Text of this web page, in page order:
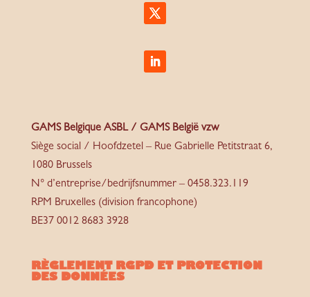
GAMS Belgique ASBL / GAMS België vzw
Siège social / Hoofdzetel – Rue Gabrielle Petitstraat 6,
1080 Brussels
N° d’entreprise/bedrijfsnummer – 0458.323.119
RPM Bruxelles (division francophone)
BE37 0012 8683 3928
RÈGLEMENT RGPD ET PROTECTION
DES DONNÉES